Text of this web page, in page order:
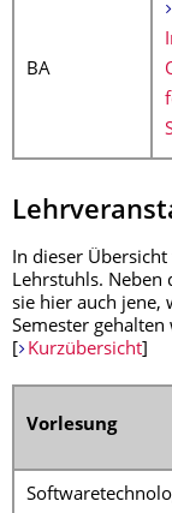
BA
In dieser
Lehrstuhls. Neben
sie hier auch jene,
Semester gehalten
Kurzübersicht]
Vorlesung